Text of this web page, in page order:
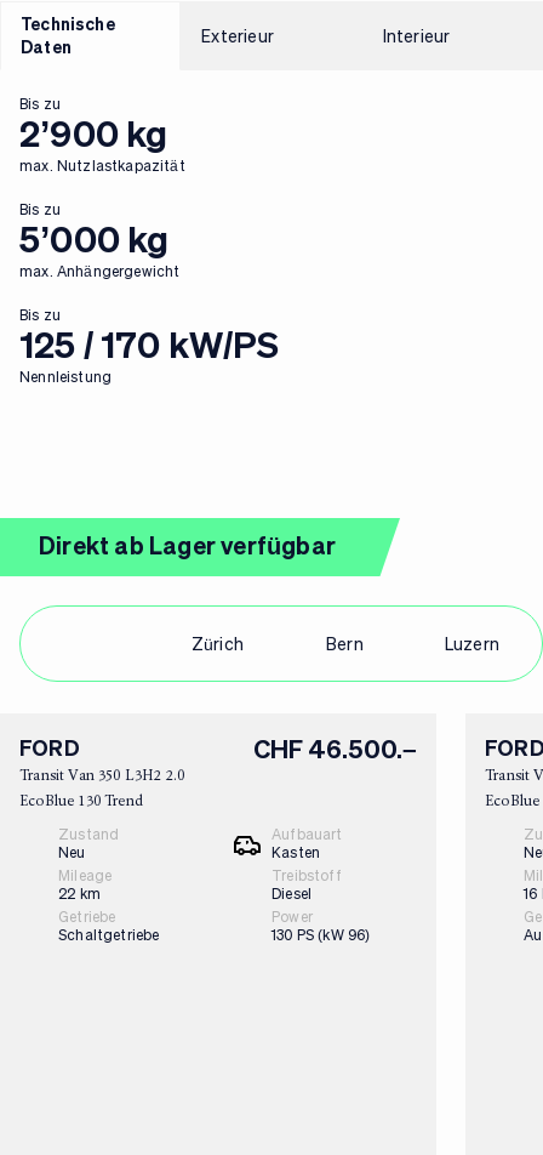
Technische
Daten
Exterieur Interieur
Bis zu
2’900 kg
max. Nutzlastkapazität
Bis zu
5’000 kg
max. Anhängergewicht
Bis zu
125 / 170 kW/PS
Nennleistung
Direkt ab Lager verfügbar
Zürich Bern Luzern
FORD
Transit Van 350 L3H2 2.0
EcoBlue 130 Trend
CHF 46.500.–
Zustand
Neu
Aufbauart
Kasten
Mileage
22 km
Treibstoff
Diesel
Getriebe
Schaltgetriebe
Power
130 PS (kW 96)
Transit
16